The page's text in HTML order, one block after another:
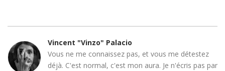
Vincent "Vinzo" Palacio
Vous ne me connaissez pas, et vous me détestez
déjà. C'est normal, c'est mon aura. Je n'écris pas par